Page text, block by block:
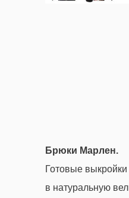
Брюки Марлен.
Готовые
в натуральную